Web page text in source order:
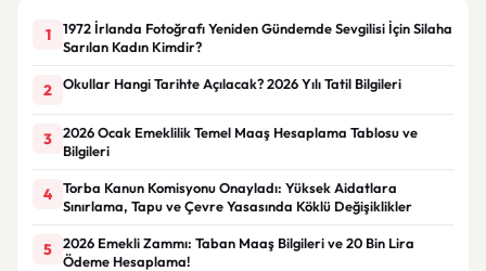
1
1972 İrlanda Fotoğrafı Yeniden Gündemde Sevgilisi İçin Silaha
Sarılan Kadın Kimdir?
2 Okullar Hangi Tarihte Açılacak? 2026 Yılı Tatil Bilgileri
3
2026 Ocak Emeklilik Temel Maaş Hesaplama Tablosu ve
Bilgileri
4
Torba Kanun Komisyonu Onayladı: Yüksek Aidatlara
Sınırlama, Tapu ve Çevre Yasasında Köklü Değişiklikler
5
2026 Emekli Zammı: Taban Maaş Bilgileri ve 20 Bin Lira
Ödeme Hesaplama!